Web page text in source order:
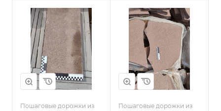
Пошаговые дорожки из
Пошаговые дорожки из